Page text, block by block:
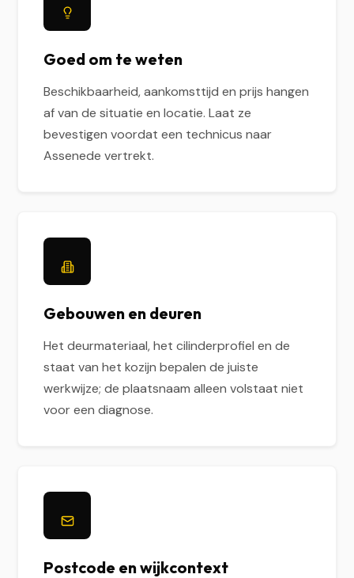
Goed om te weten
Beschikbaarheid, aankomsttijd en prijs hangen
af van de situatie en locatie. Laat ze
bevestigen voordat een technicus naar
Assenede vertrekt.
Gebouwen en deuren
Het deurmateriaal, het cilinderprofiel en de
staat van het kozijn bepalen de juiste
werkwijze; de plaatsnaam alleen volstaat niet
voor een diagnose.
Postcode en wijkcontext